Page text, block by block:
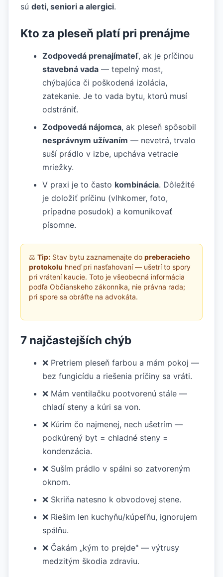
sú deti, seniori a alergici.
Kto za pleseň platí pri prenájme
Zodpovedá prenajímateľ, ak je príčinou
stavebná vada — tepelný most,
chýbajúca či poškodená izolácia,
zatekanie. Je to vada bytu, ktorú musí
odstrániť.
Zodpovedá nájomca, ak pleseň spôsobil
nesprávnym užívaním — nevetrá, trvalo
suší prádlo v izbe, upcháva vetracie
mriežky.
V praxi je to často kombinácia. Dôležité
je doložiť príčinu (vlhkomer, foto,
prípadne posudok) a komunikovať
písomne.
⚖️ Tip: Stav bytu zaznamenajte do preberacieho
protokolu hneď pri nasťahovaní — ušetrí to spory
pri vrátení kaucie. Toto je všeobecná informácia
podľa Občianskeho zákonníka, nie právna rada;
pri spore sa obráťte na advokáta.
7 najčastejších chýb
❌ Pretriem pleseň farbou a mám pokoj —
bez fungicídu a riešenia príčiny sa vráti.
❌ Mám ventilačku pootvorenú stále —
chladí steny a kúri sa von.
❌ Kúrim čo najmenej, nech ušetrím —
podkúrený byt = chladné steny =
kondenzácia.
❌ Suším prádlo v spálni so zatvoreným
oknom.
❌ Skriňa natesno k obvodovej stene.
❌ Riešim len kuchyňu/kúpeľňu, ignorujem
spálňu.
❌ Čakám „kým to prejde" — výtrusy
medzitým škodia zdraviu.